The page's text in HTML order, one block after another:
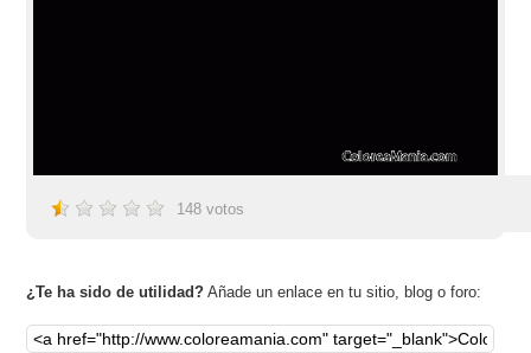
148 votos
¿Te ha sido de utilidad? Añade un enlace en tu sitio, blog o foro: